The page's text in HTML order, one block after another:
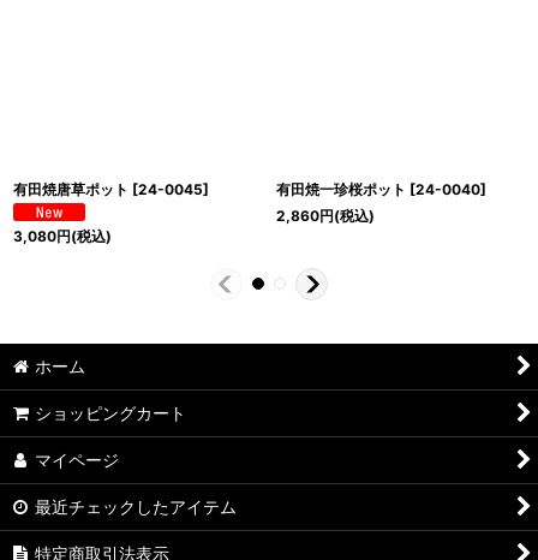
有田焼唐草ポット [24-0045]
3,080円(税込)
有田焼一珍桜ポット [24-0040]
2,860円(税込)
ホーム
ショッピングカート
マイページ
最近チェックしたアイテム
特定商取引法表示